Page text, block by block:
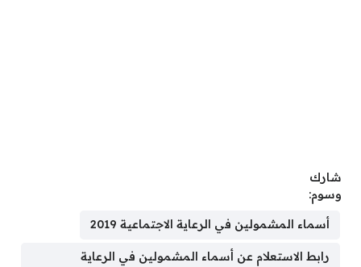
شارك
وسوم:
أسماء المشمولين في الرعاية الاجتماعية 2019
رابط الاستعلام عن أسماء المشمولين في الرعاية